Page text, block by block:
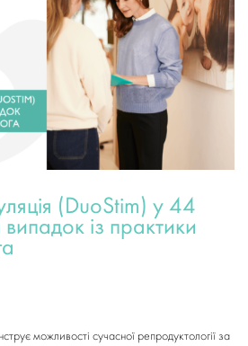
(DuoStim) у 44
випадок із практики
можливості сучасної репродуктології за